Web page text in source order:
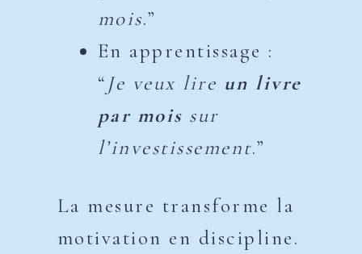
mois.”
En apprentissage :
“ Je veux lire un livre
par mois sur
l’investissement.”
La mesure transforme la
motivation en discipline.